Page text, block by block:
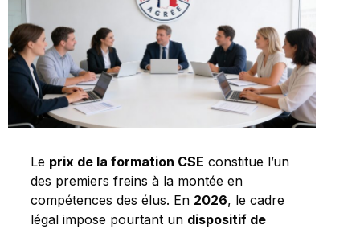
Le prix de la formation CSE constitue l’un
des premiers freins à la montée en
compétences des élus. En 2026, le cadre
légal impose pourtant un dispositif de